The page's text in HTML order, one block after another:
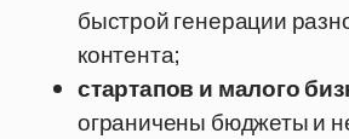
быстрой генерации
контента;
стартапов и малого
ограничены бюджеты и